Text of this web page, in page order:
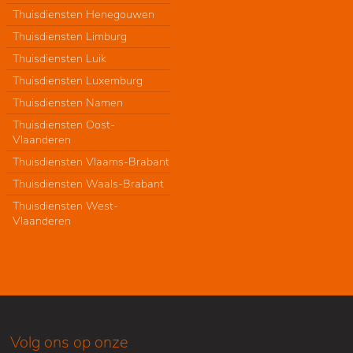
Thuisdiensten Henegouwen
Thuisdiensten Limburg
Thuisdiensten Luik
Thuisdiensten Luxemburg
Thuisdiensten Namen
Thuisdiensten Oost-
Vlaanderen
Thuisdiensten Vlaams-Brabant
Thuisdiensten Waals-Brabant
Thuisdiensten West-
Vlaanderen
Volg ons op onze